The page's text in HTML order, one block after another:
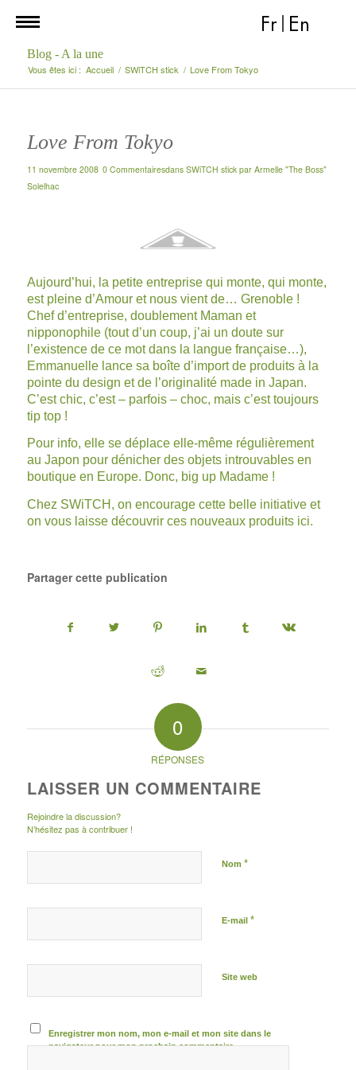
Fr En
Blog - A la une
Vous êtes ici : Accueil / SWiTCH stick / Love From Tokyo
Love From Tokyo
11 novembre 2008 0 Commentairesdans SWiTCH stick par Armelle "The Boss"
Solelhac
Aujourd’hui, la petite entreprise qui monte, qui monte,
est pleine d’Amour et nous vient de… Grenoble !
Chef d’entreprise, doublement Maman et
nipponophile (tout d’un coup, j’ai un doute sur
l’existence de ce mot dans la langue française…),
Emmanuelle lance sa boîte d’import de produits à la
pointe du design et de l’originalité made in Japan.
C’est chic, c’est – parfois – choc, mais c’est toujours
tip top !
Pour info, elle se déplace elle-même régulièrement
au Japon pour dénicher des objets introuvables en
boutique en Europe. Donc, big up Madame !
Chez SWiTCH, on encourage cette belle initiative et
on vous laisse découvrir ces nouveaux produits ici.
Partager cette publication
0
RÉPONSES
LAISSER UN COMMENTAIRE
Rejoindre la discussion?
N’hésitez pas à contribuer !
Nom *
E-mail *
Site web
Enregistrer mon nom, mon e-mail et mon site dans le
navigateur pour mon prochain commentaire.